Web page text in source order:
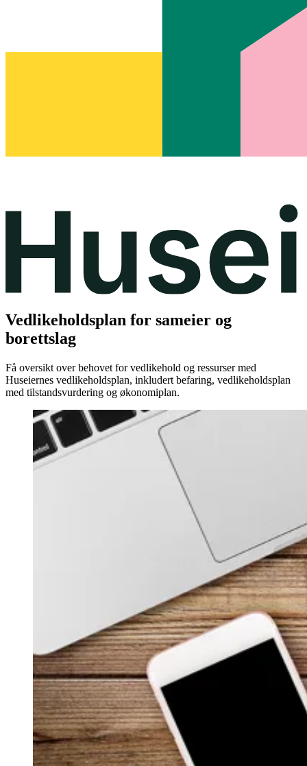
Vedlikeholdsplan for sameier og
borettslag
Få oversikt over behovet for vedlikehold og ressurser med
Huseiernes vedlikeholdsplan, inkludert befaring, vedlikeholdsplan
med tilstandsvurdering og økonomiplan.